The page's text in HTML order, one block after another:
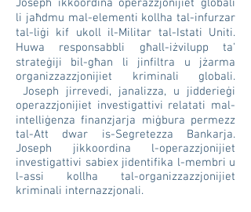
Joseph ikkoordina operazzjonijiet globali
li jaħdmu mal-elementi kollha tal-infurzar
tal-liġi kif ukoll il-Militar tal-Istati Uniti.
Huwa responsabbli għall-iżvilupp ta'
strateġiji bil-għan li jinfiltra u jżarma
organizzazzjonijiet kriminali globali.
Joseph jirrevedi, janalizza, u jidderieġi
operazzjonijiet investigattivi relatati mal-
intelliġenza finanzjarja miġbura permezz
tal-Att dwar is-Segretezza Bankarja.
Joseph jikkoordina l-operazzjonijiet
investigattivi sabiex jidentifika l-membri u
l-assi kollha tal-organizzazzjonijiet
kriminali internazzjonali.